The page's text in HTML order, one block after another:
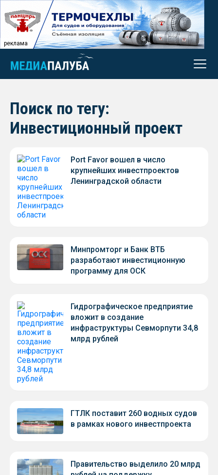
реклама
Поиск по тегу:
Инвестиционный проект
Port Favor вошел в число
крупнейших инвестпроектов
Ленинградской области
Минпромторг и Банк ВТБ
разработают инвестиционную
программу для ОСК
Гидрографическое предприятие
вложит в создание
инфраструктуры Севморпути 34,8
млрд рублей
ГТЛК поставит 260 водных судов
в рамках нового инвестпроекта
Правительство выделило 20 млрд